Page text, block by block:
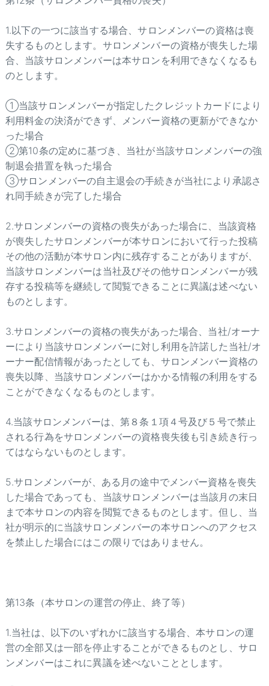
1.以下の一つに該当する場合、サロンメンバーの資格は喪
失するものとします。サロンメンバーの資格が喪失した場
合、当該サロンメンバーは本サロンを利用できなくなるも
のとします。
①当該サロンメンバーが指定したクレジットカードにより
利用料金の決済ができず、メンバー資格の更新ができなか
った場合
②第10条の定めに基づき、当社が当該サロンメンバーの強
制退会措置を執った場合
③サロンメンバーの自主退会の手続きが当社により承認さ
れ同手続きが完了した場合
2.サロンメンバーの資格の喪失があった場合に、当該資格
が喪失したサロンメンバーが本サロンにおいて行った投稿
その他の活動が本サロン内に残存することがありますが、
当該サロンメンバーは当社及びその他サロンメンバーが残
存する投稿等を継続して閲覧できることに異議は述べない
ものとします。
3.サロンメンバーの資格の喪失があった場合、当社/オーナ
ーにより当該サロンメンバーに対し利用を許諾した当社/オ
ーナー配信情報があったとしても、サロンメンバー資格の
喪失以降、当該サロンメンバーはかかる情報の利用をする
ことができなくなるものとします。
4.当該サロンメンバーは、第８条１項４号及び５号で禁止
される行為をサロンメンバーの資格喪失後も引き続き行っ
てはならないものとします。
5.サロンメンバーが、ある月の途中でメンバー資格を喪失
した場合であっても、当該サロンメンバーは当該月の末日
まで本サロンの内容を閲覧できるものとします。但し、当
社が明示的に当該サロンメンバーの本サロンへのアクセス
を禁止した場合にはこの限りではありません。
第13条（本サロンの運営の停止、終了等）
1.当社は、以下のいずれかに該当する場合、本サロンの運
営の全部又は一部を停止することができるものとし、サロ
ンメンバーはこれに異議を述べないこととします。